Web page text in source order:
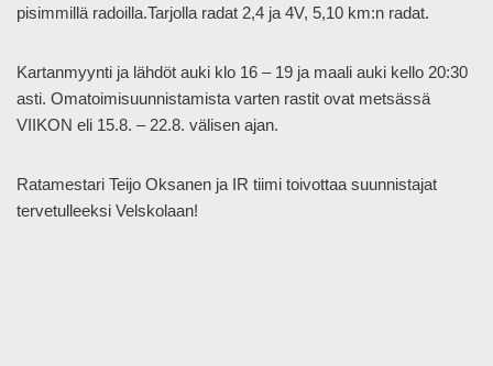
pisimmillä radoilla.Tarjolla radat 2,4 ja 4V, 5,10 km:n radat.
Kartanmyynti ja lähdöt auki klo 16 – 19 ja maali auki kello 20:30
asti. Omatoimisuunnistamista varten rastit ovat metsässä
VIIKON eli 15.8. – 22.8. välisen ajan.
Ratamestari Teijo Oksanen ja IR tiimi toivottaa suunnistajat
tervetulleeksi Velskolaan!